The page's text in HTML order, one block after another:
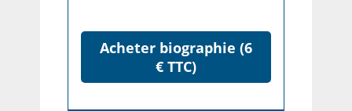
Acheter biographie (6
€ TTC)